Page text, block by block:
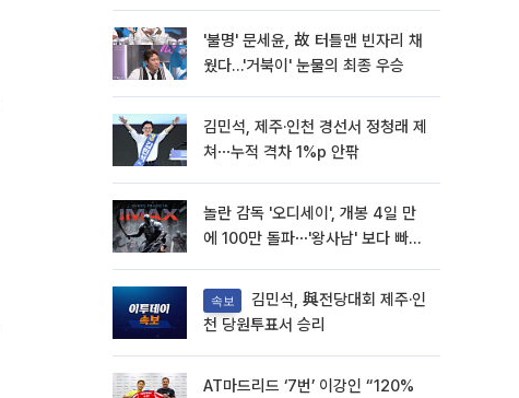
'불명' 문세윤, 故 터틀맨 빈자리 채
웠다…'거북이' 눈물의 최종 우승
김민석, 제주·인천 경선서 정청래 제
쳐⋯누적 격차 1%p 안팎
놀란 감독 '오디세이', 개봉 4일 만
에 100만 돌파⋯'왕사남' 보다 빠르
속보
천 당원투표서 승리
AT마드리드 ‘7번’ 이강인 “120%